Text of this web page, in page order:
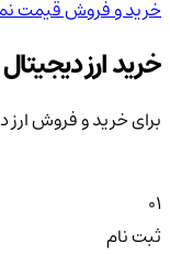
خرید و فروشقیمت
خرید ارز دیجیتال در 3
برای خرید و فروش ارز
01
ثبت نام